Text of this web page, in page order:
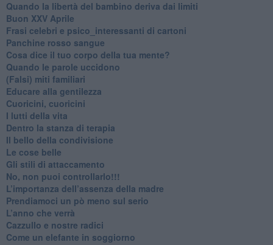
​Quando la libertà del bambino deriva dai limiti
Buon XXV Aprile
​Frasi celebri e psico_interessanti di cartoni
​Panchine rosso sangue
​Cosa dice il tuo corpo della tua mente?
​Quando le parole uccidono
​(Falsi) miti familiari
​Educare alla gentilezza
​Cuoricini, cuoricini
I lutti della vita
​Dentro la stanza di terapia
​Il bello della condivisione
Le cose belle
​Gli stili di attaccamento
No, non puoi controllarlo!!!
​L’importanza dell’assenza della madre
​Prendiamoci un pò meno sul serio
​L’anno che verrà
​Cazzullo e nostre radici
​Come un elefante in soggiorno